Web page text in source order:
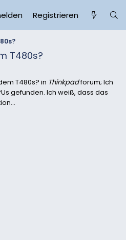
Registrieren
T480s?
T480s? in Thinkpadforum; Ich
gefunden. Ich weiß, dass das